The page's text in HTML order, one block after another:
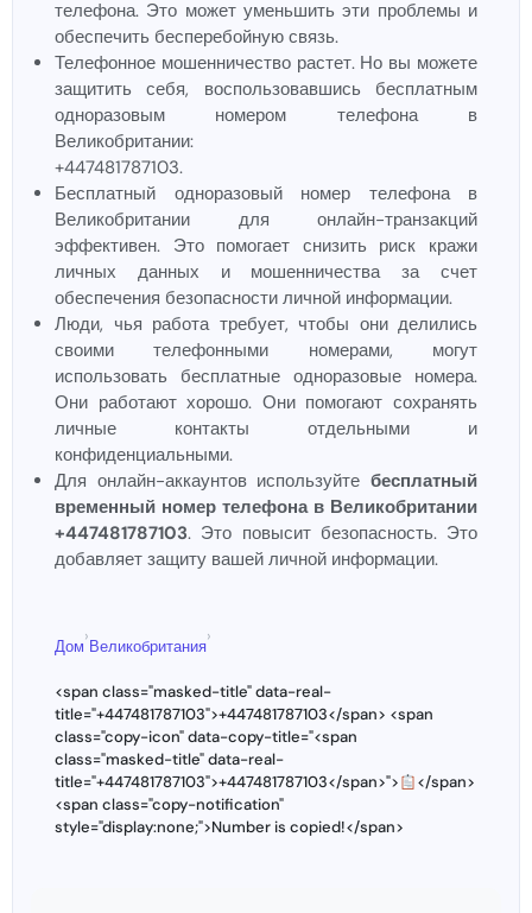
телефона. Это может уменьшить эти проблемы и
обеспечить бесперебойную связь.
Телефонное мошенничество растет. Но вы можете
защитить себя, воспользовавшись бесплатным
одноразовым номером телефона в
Великобритании:
+447481787103.
Бесплатный одноразовый номер телефона в
Великобритании для онлайн-транзакций
эффективен. Это помогает снизить риск кражи
личных данных и мошенничества за счет
обеспечения безопасности личной информации.
Люди, чья работа требует, чтобы они делились
своими телефонными номерами, могут
использовать бесплатные одноразовые номера.
Они работают хорошо. Они помогают сохранять
личные контакты отдельными и
конфиденциальными.
Для онлайн-аккаунтов используйте бесплатный
временный номер телефона в Великобритании
+447481787103. Это повысит безопасность. Это
добавляет защиту вашей личной информации.
Дом
›
Великобритания
›
<span class="masked-title" data-real-
title="+447481787103">+447481787103</span> <span
class="copy-icon" data-copy-title="<span
class="masked-title" data-real-
title="+447481787103">+447481787103</span>">
</span>
<span class="copy-notification"
style="display:none;">Number is copied!</span>